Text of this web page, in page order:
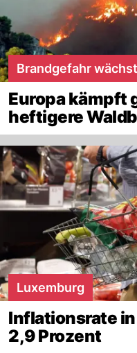
Brandgefahr wächst
Europa kämpft
heftigere
Luxemburg
Inflationsrate
2,9 Prozent